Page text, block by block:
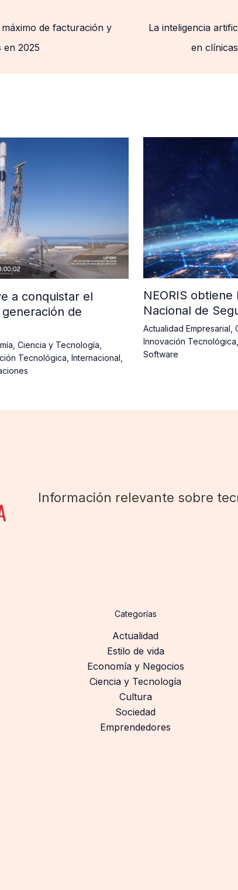
de facturación y
en 2025
La inteligencia
en
a conquistar el
de
Ciencia y Tecnología
Tecnológica Internacional
NEORIS
Nacional de
Actualidad Empresarial
Innovación Tecnológica
Software
Información relevante sobre
Categorías
Actualidad
Estilo de vida
Economía y Negocios
Ciencia y Tecnología
Cultura
Sociedad
Emprendedores